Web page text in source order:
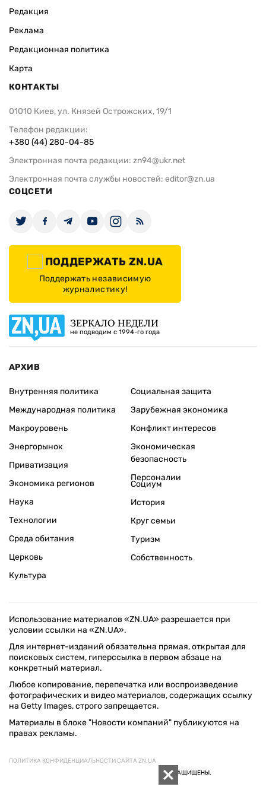
Редакция
Реклама
Редакционная политика
Карта
КОНТАКТЫ
01010 Киев, ул. Князей Острожских, 19/1
Телефон редакции:
+380 (44) 280-04-85
Электронная почта редакции: zn94@ukr.net
Электронная почта службы новостей: editor@zn.ua
СОЦСЕТИ
ПОДДЕРЖАТЬ ZN.UA
Поддержать независимую
журналистику!
ЗЕРКАЛО НЕДЕЛИ
не подводим с 1994-го года
АРХИВ
Внутренняя политика
Международная политика
Макроуровень
Энергорынок
Приватизация
Экономика регионов
Социальная защита
Зарубежная экономика
Конфликт интересов
Экономическая
безопасность
Персоналии
Наука
Технологии
Среда обитания
Церковь
Культура
Социум
История
Круг семьи
Туризм
Собственность
Использование материалов «ZN.UA» разрешается при
условии ссылки на «ZN.UA».
Для интернет-изданий обязательна прямая, открытая для
поисковых систем, гиперссылка в первом абзаце на
конкретный материал.
Любое копирование, перепечатка или воспроизведение
фотографических и видео материалов, содержащих ссылку
на Getty Images, строго запрещается.
Материалы в блоке "Новости компаний" публикуются на
правах рекламы.
ПОЛИТИКА КОНФИДЕНЦИАЛЬНОСТИ САЙТА ZN.UA
© 1994–2026 «ЗЕРКАЛО НЕДЕЛИ. УКРАИНА». ВСЕ ПРАВА ЗАЩИЩЕНЫ.